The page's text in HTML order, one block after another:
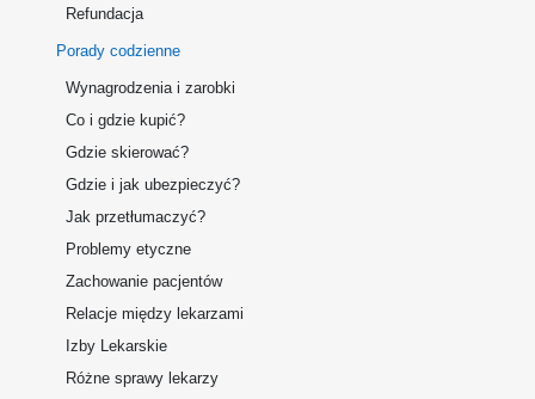
Refundacja
Porady codzienne
Wynagrodzenia i zarobki
Co i gdzie kupić?
Gdzie skierować?
Gdzie i jak ubezpieczyć?
Jak przetłumaczyć?
Problemy etyczne
Zachowanie pacjentów
Relacje między lekarzami
Izby Lekarskie
Różne sprawy lekarzy